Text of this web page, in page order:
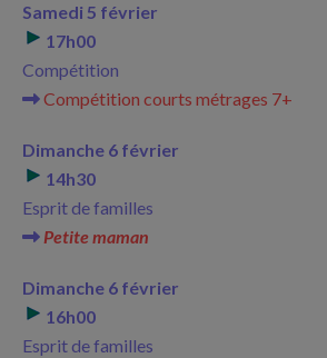
Samedi 5 février
17h00
Compétition
Compétition courts métrages 7+
Dimanche 6 février
14h30
Esprit de familles
Petite maman
Dimanche 6 février
16h00
Esprit de familles